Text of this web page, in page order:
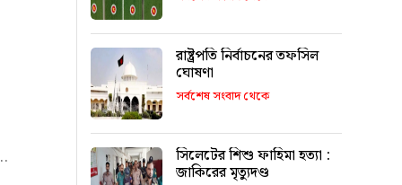
রাষ্ট্রপতি নির্বাচনের তফসিল
ঘোষণা
সর্বশেষ সংবাদ থেকে
সিলেটের শিশু ফাহিমা হত্যা :
জাকিরের মৃত্যুদণ্ড